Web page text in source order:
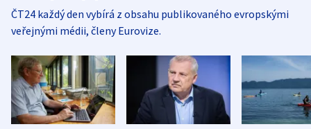
ČT24 každý den vybírá z obsahu publikovaného evropskými
veřejnými médii, členy Eurovize.